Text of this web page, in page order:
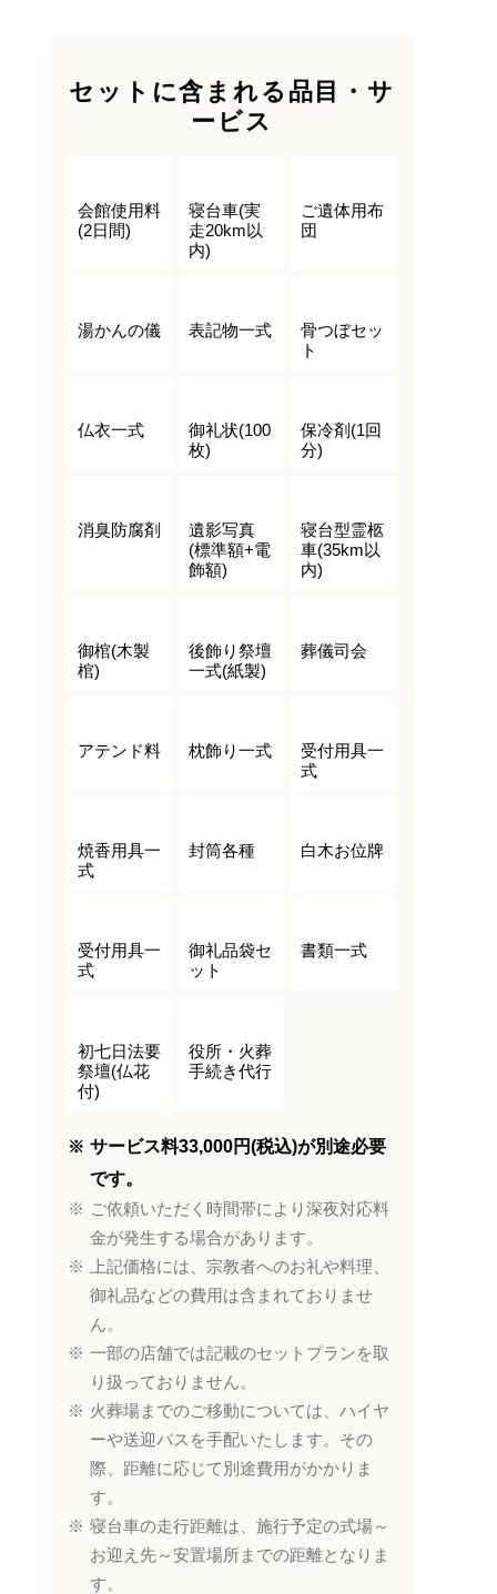
セットに含まれる品目・サ
ービス
会館使用料
(2日間)
寝台車(実
走20km以
内)
ご遺体用布
団
湯かんの儀 表記物一式
骨つぼセッ
ト
仏衣一式
御礼状(100
枚)
保冷剤(1回
分)
消臭防腐剤
遺影写真
(標準額+電
飾額)
寝台型霊柩
車(35km以
内)
御棺(木製
棺)
後飾り祭壇
一式(紙製)
葬儀司会
アテンド料 枕飾り一式
受付用具一
式
焼香用具一
式
封筒各種 白木お位牌
受付用具一
式
御礼品袋セ
ット
書類一式
初七日法要
祭壇(仏花
付)
役所・火葬
手続き代行
サービス料33,000円(税込)が別途必要
です。
ご依頼いただく時間帯により深夜対応料
金が発生する場合があります。
上記価格には、宗教者へのお礼や料理、
御礼品などの費用は含まれておりませ
ん。
一部の店舗では記載のセットプランを取
り扱っておりません。
火葬場までのご移動については、ハイヤ
ーや送迎バスを手配いたします。その
際、距離に応じて別途費用がかかりま
す。
寝台車の走行距離は、施行予定の式場～
お迎え先～安置場所までの距離となりま
す。